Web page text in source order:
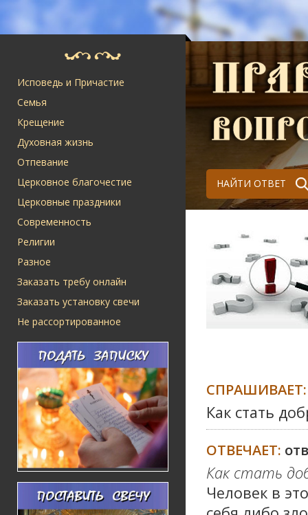
Исповедь и Причастие
Семья
Крещение
Духовная жизнь
Отпевание
Церковное благочестие
Церковные праздники
Современность
Религии
Разное
Заказать требу онлайн
Заказать установку свечи
Не рассортированное
НАЙТИ ОТВЕТ
СПРАШИВАЕТ:
Как стать
ОТВЕЧАЕТ:
Как стать
Человек в